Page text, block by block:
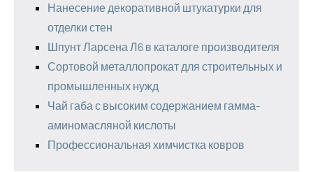
Нанесение декоративной штукатурки для
отделки стен
Шпунт Ларсена Л6 в каталоге производителя
Сортовой металлопрокат для строительных и
промышленных нужд
Чай габа с высоким содержанием гамма-
аминомасляной кислоты
Профессиональная химчистка ковров